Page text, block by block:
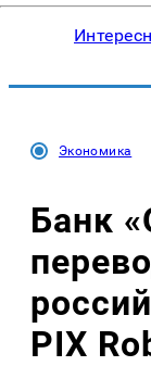
Экономика
Банк
PIX